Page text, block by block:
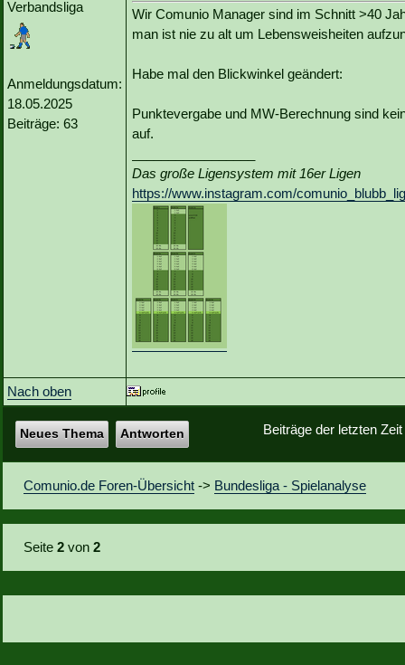
Verbandsliga
Anmeldungsdatum:
18.05.2025
Beiträge: 63
Wir Comunio Manager sind im Schnitt >40
man ist nie zu alt um Lebensweisheiten
Habe mal den Blickwinkel geändert:
Punktevergabe und MW-Berechnung sind
auf.
Das große Ligensystem mit 16er Ligen
https://www.instagram.com/
Nach oben
Beiträge der letzten
Neues Thema Antworten
Comunio.de Foren-Übersicht -> Bundesliga - Spielanalyse
Seite2 von2